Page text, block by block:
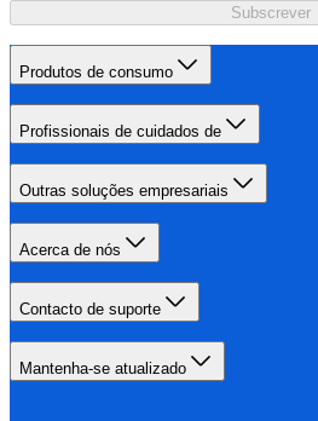
Subscrever
Produtos de consumo
Profissionais de cuidados de
Outras soluções empresariais
Acerca de nós
Contacto de suporte
Mantenha-se atualizado